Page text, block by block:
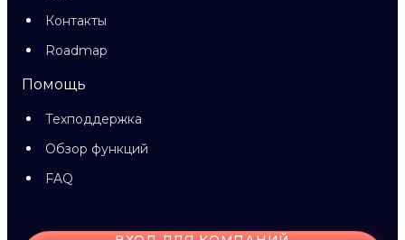
Контакты
Roadmap
Помощь
Техподдержка
Обзор функций
FAQ